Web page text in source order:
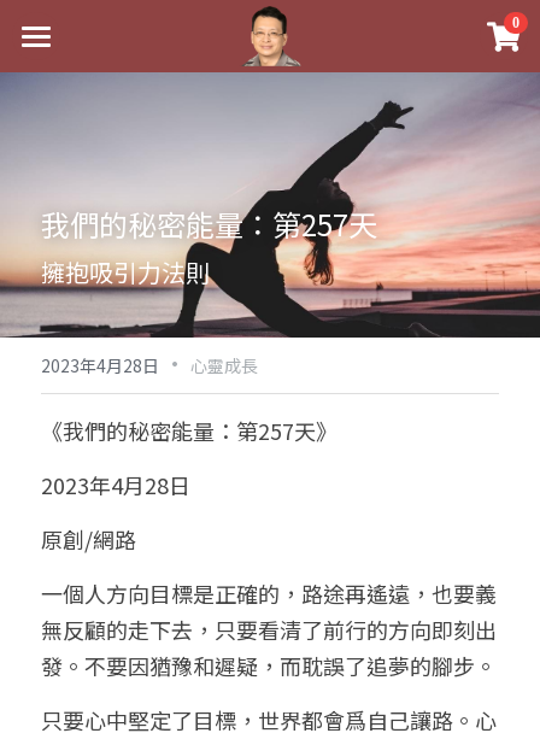
0
最新消息
手工印鑑
課程介紹
五行八字學
後天派陽宅
Blog
黃金會員專區
八字雜記
心靈成長
人氣最高
站長精選
臉書生活
試閱專區
Podcast聽書
團隊訓練營
八字視頻
陽宅視頻
線上直播
線上學苑
八字初階班1
八字初階班2
八字進階班
八字中階班
命理商城
八字完整班
《十神高階實戰錄》完整典藏版
科學八字推理PDF
我的著作
科學八字推理1
科學八字推理2
與我預約
批命預約
上課預約
登錄/註冊
搜索
我們的秘密能量：第257天
擁抱吸引力法則
2023年4月28日 · 心靈成長
《我們的秘密能量：第257天》
2023年4月28日
原創/網路
一個人方向目標是正確的，路途再遙遠，也要義
無反顧的走下去，只要看清了前行的方向即刻出
發。不要因猶豫和遲疑，而耽誤了追夢的腳步。
只要心中堅定了目標，世界都會爲自己讓路。心
×
商品分類
《十神高階實戰錄》完整典藏版
1美元超值PDF